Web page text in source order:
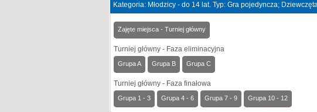
Kategoria: Młodzicy - do 14 lat. Typ: Gra pojedyncza;
Zajęte miejsca - Turniej główny
Turniej główny - Faza eliminacyjna
Grupa A Grupa B Grupa C
Turniej główny - Faza finałowa
Grupa 1 - 3 Grupa 4 - 6 Grupa 7 - 9 Grupa 10 - 12